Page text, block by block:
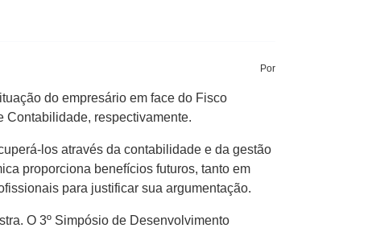
Por
do empresário em face do Fisco
Contabilidade, respectivamente.
los através da contabilidade e da gestão
proporciona benefícios futuros, tanto em
para justificar sua argumentação.
O 3º Simpósio de Desenvolvimento